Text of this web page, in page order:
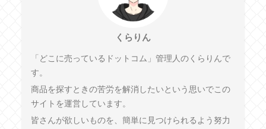
くらりん
「どこに売っているドットコム」管理人のくらりんで
す。
商品を探すときの苦労を解消したいという思いでこの
サイトを運営しています。
皆さんが欲しいものを、簡単に見つけられるよう努力